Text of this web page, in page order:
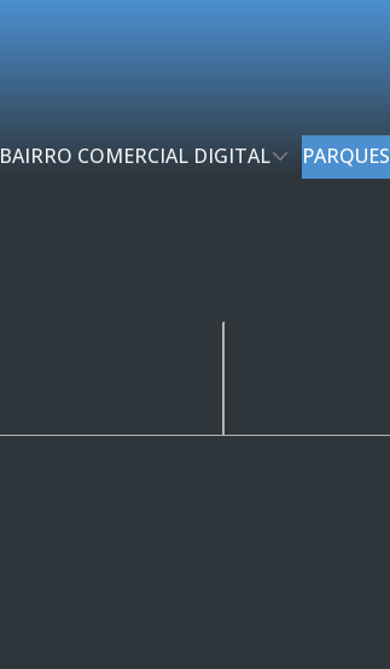
BAIRRO COMERCIAL DIGITAL PARQUES